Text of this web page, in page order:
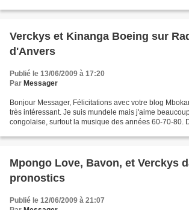
Verckys et Kinanga Boeing sur
d'Anvers
Publié le 13/06/2009 à 17:20
Par Messager
Bonjour Messager, Félicitations avec votre blog
très intéressant. Je suis mundele mais j'aime
congolaise, surtout la musique des années 60-70-80.
Mpongo Love, Bavon, et Verckys
pronostics
Publié le 12/06/2009 à 21:07